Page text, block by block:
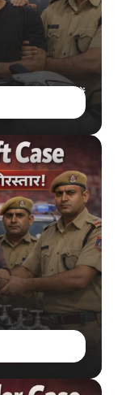
में 3 घंटे में